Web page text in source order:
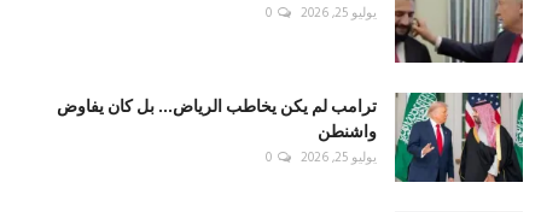
يوليو 25, 2026 0
ترامب لم يكن يخاطب الرياض... بل كان يفاوض
واشنطن
يوليو 25, 2026 0